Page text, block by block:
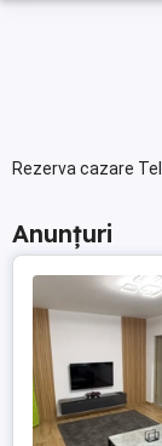
Rezerva cazare
Anunțuri